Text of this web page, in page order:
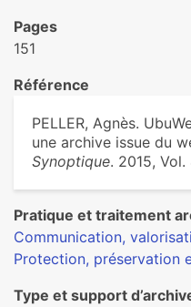
Pages
151
Référence
PELLER, Agnès.
une archive issue du
Synoptique. 2015, Vol.
Pratique et traitement
Communication,
Protection, préservation
Type et support